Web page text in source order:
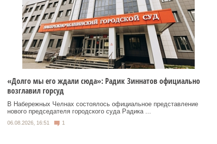
«Долго мы его ждали сюда»: Радик Зиннатов официально
возглавил горсуд
В Набережных Челнах состоялось официальное представление
нового председателя городского суда Радика ...
06.08.2026, 16:51 1